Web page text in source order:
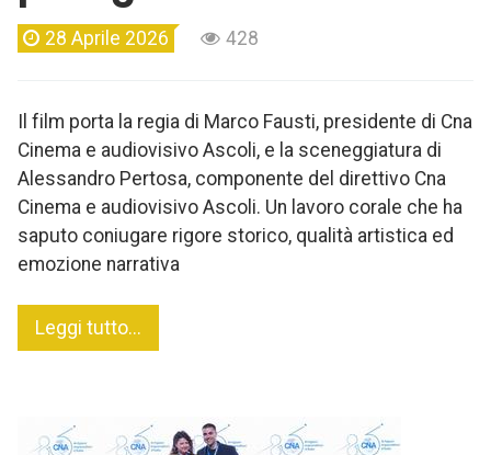
28 Aprile 2026 428
Il film porta la regia di Marco Fausti, presidente di Cna
Cinema e audiovisivo Ascoli, e la sceneggiatura di
Alessandro Pertosa, componente del direttivo Cna
Cinema e audiovisivo Ascoli. Un lavoro corale che ha
saputo coniugare rigore storico, qualità artistica ed
emozione narrativa
Leggi tutto...